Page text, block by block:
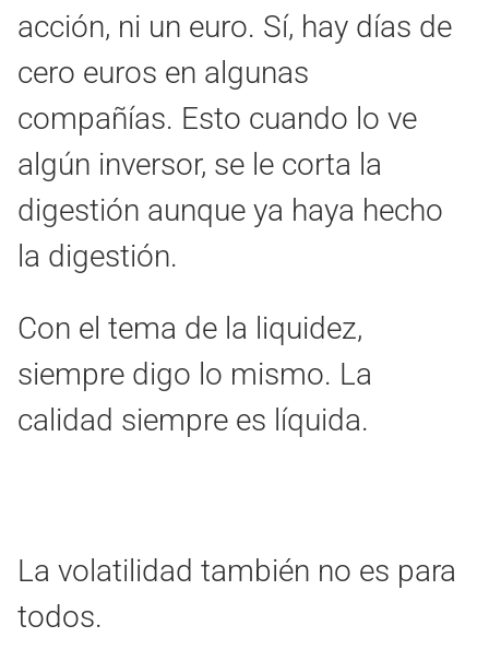
acción, ni un euro. Sí, hay días de
cero euros en algunas
compañías. Esto cuando lo ve
algún inversor, se le corta la
digestión aunque ya haya hecho
la digestión.
Con el tema de la liquidez,
siempre digo lo mismo. La
calidad siempre es líquida.
La volatilidad también no es para
todos.